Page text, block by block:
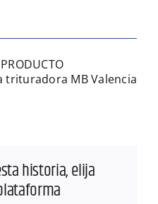
trituradora MB Valencia
historia, elija